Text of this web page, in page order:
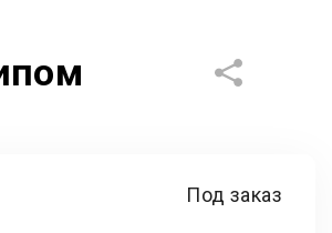
Под заказ